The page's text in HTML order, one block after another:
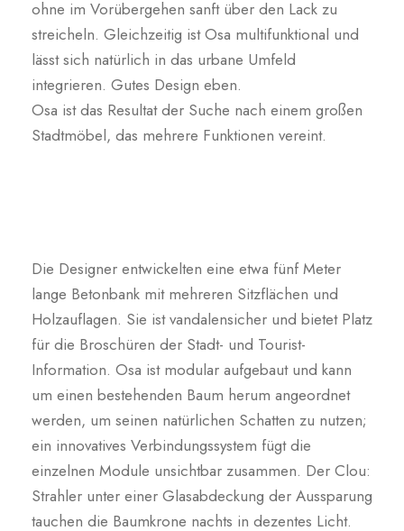
ohne im Vorübergehen sanft über den Lack zu
streicheln. Gleichzeitig ist Osa multifunktional und
lässt sich natürlich in das urbane Umfeld
integrieren. Gutes Design eben.
Osa ist das Resultat der Suche nach einem großen
Stadtmöbel, das mehrere Funktionen vereint.
Die Designer entwickelten eine etwa fünf Meter
lange Betonbank mit mehreren Sitzflächen und
Holzauflagen. Sie ist vandalensicher und bietet Platz
für die Broschüren der Stadt- und Tourist-
Information. Osa ist modular aufgebaut und kann
um einen bestehenden Baum herum angeordnet
werden, um seinen natürlichen Schatten zu nutzen;
ein innovatives Verbindungssystem fügt die
einzelnen Module unsichtbar zusammen. Der Clou:
Strahler unter einer Glasabdeckung der Aussparung
tauchen die Baumkrone nachts in dezentes Licht.